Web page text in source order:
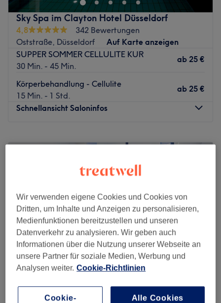
Sky Spa im Clayton Hotel Düsseldorf
4,8
342 Bewertungen
Oststraße, Düsseldorf
Auf Karte anzeigen
SUPPER SOMMER CELLULITE KUR
30 Min. - 45 Min.
ab 25 €
Körperbehandlung - Cellulite
15 Min. - 1 Std.
ab 25 €
Schnellansicht Saloninfos
Dienstag
07:00–21:00
Samstag
08:30– 20:30
Sonntag
08:30–20:30
Genießen Sie das kristallklare Wasser unseres Penthouse-
Pools und blicken Sie durch die bodentiefen Fenster auf
die Düsseldorfer Skyline. Tanken Sie Energie in unserem
Fitnessraum mit modernsten Geräten oder entscheiden
Saunabereich mit Sanarium und Dampfbad. Ergänzen Sie
Ihr Wohlfühlprogramm mit unseren professionellen
MVR Fachinstitut Gesund & Schön -
Düsseldorf
Wir verwenden eigene Cookies und Cookies von
Dritten, um Inhalte und Anzeigen zu personalisieren,
Medienfunktionen bereitzustellen und unseren
Datenverkehr zu analysieren. Wir geben auch
Informationen über die Nutzung unserer Webseite an
unsere Partner für soziale Medien, Werbung und
Analysen weiter. Cookie-Richtlinien
Cookie-
Alle Cookies